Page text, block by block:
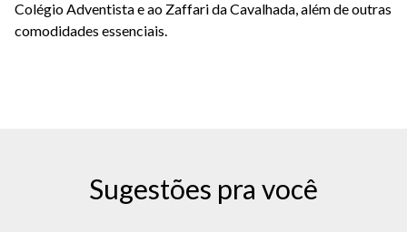
Colégio Adventista e ao Zaffari da Cavalhada, além de outras
comodidades essenciais.
Sugestões pra você